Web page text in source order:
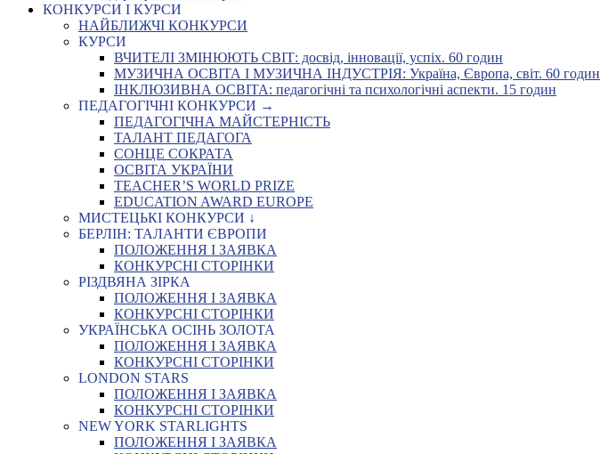
КОНКУРСИ І КУРСИ
НАЙБЛИЖЧІ КОНКУРСИ
КУРСИ
ВЧИТЕЛІ ЗМІНЮЮТЬ СВІТ: досвід, інновації, успіх. 60 годин
МУЗИЧНА ОСВІТА І МУЗИЧНА ІНДУСТРІЯ: Україна, Європа, світ. 60 годин
ІНКЛЮЗИВНА ОСВІТА: педагогічні та психологічні аспекти. 15 годин
ПЕДАГОГІЧНІ КОНКУРСИ →
ПЕДАГОГІЧНА МАЙСТЕРНІСТЬ
ТАЛАНТ ПЕДАГОГА
СОНЦЕ СОКРАТА
ОСВІТА УКРАЇНИ
TEACHER’S WORLD PRIZE
EDUCATION AWARD EUROPE
МИСТЕЦЬКІ КОНКУРСИ ↓
БЕРЛІН: ТАЛАНТИ ЄВРОПИ
ПОЛОЖЕННЯ І ЗАЯВКА
КОНКУРСНІ СТОРІНКИ
РІЗДВЯНА ЗІРКА
ПОЛОЖЕННЯ І ЗАЯВКА
КОНКУРСНІ СТОРІНКИ
УКРАЇНСЬКА ОСІНЬ ЗОЛОТА
ПОЛОЖЕННЯ І ЗАЯВКА
КОНКУРСНІ СТОРІНКИ
LONDON STARS
ПОЛОЖЕННЯ І ЗАЯВКА
КОНКУРСНІ СТОРІНКИ
NEW YORK STARLIGHTS
ПОЛОЖЕННЯ І ЗАЯВКА